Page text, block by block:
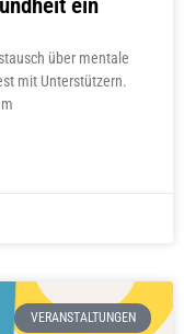
ein
über mentale
mit Unterstützern.
VERANSTALTUNGEN